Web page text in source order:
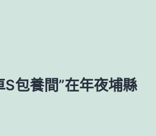
S包養間”在年夜埔縣